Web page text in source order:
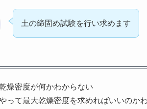
土の締固め試験を行い求めます
燥密度が何かわからない
やって最大乾燥密度を求めればいいのか